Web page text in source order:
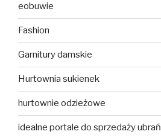
eobuwie
Fashion
Garnitury damskie
Hurtownia sukienek
hurtownie odzieżowe
idealne portale do sprzedaży ubrań